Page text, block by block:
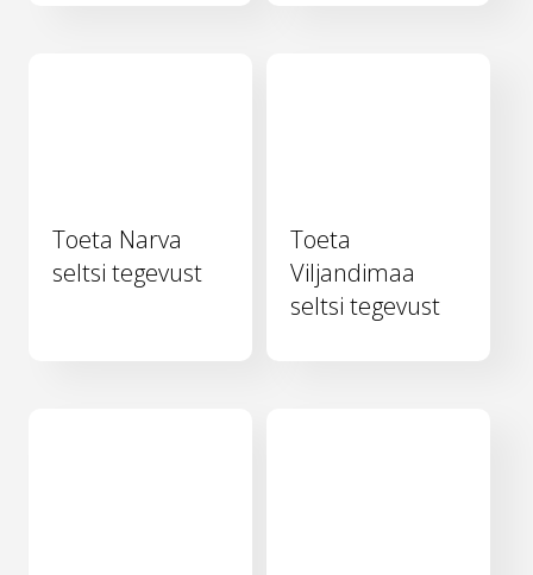
Toeta Narva
seltsi tegevust
Toeta
Viljandimaa
seltsi tegevust